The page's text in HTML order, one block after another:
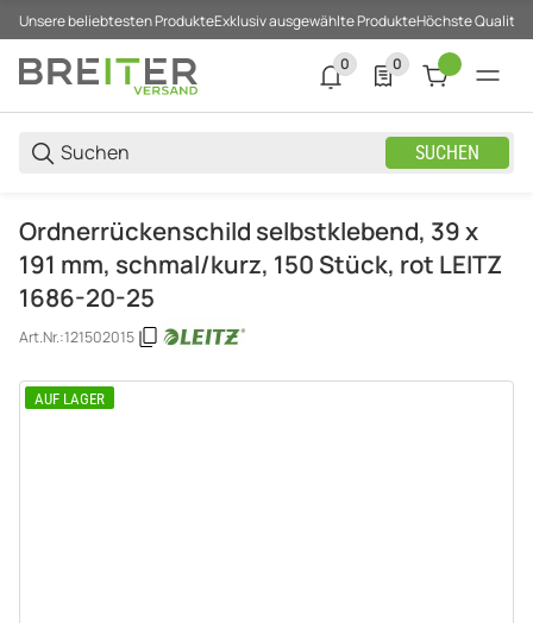
Unsere beliebtesten ProdukteExklusiv ausgewählte ProdukteHöchste Qualität
SUCHEN
0
0 neue Notifizierungen
0
0 Produkte in der
Ordnerrückenschild selbstklebend, 39 x
191 mm, schmal/kurz, 150 Stück, rot LEITZ
1686-20-25
Art.Nr.:121502015
AUF LAGER